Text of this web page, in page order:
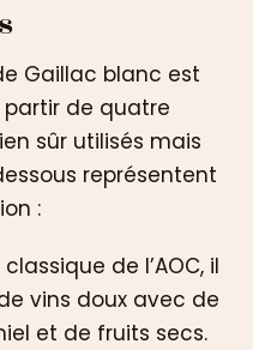
Gaillac blanc est
de quatre
sûr utilisés mais
représentent
:
de l’AOC, il
vins doux avec de
et de fruits secs.